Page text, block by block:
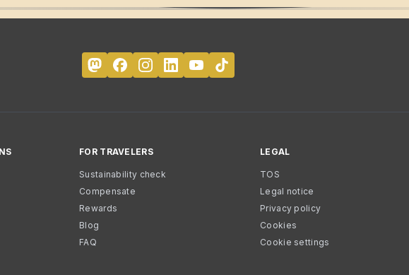
FOR TRAVELERS
Sustainability check
Compensate
Rewards
Blog
FAQ
LEGAL
TOS
Legal notice
Privacy policy
Cookies
Cookie settings